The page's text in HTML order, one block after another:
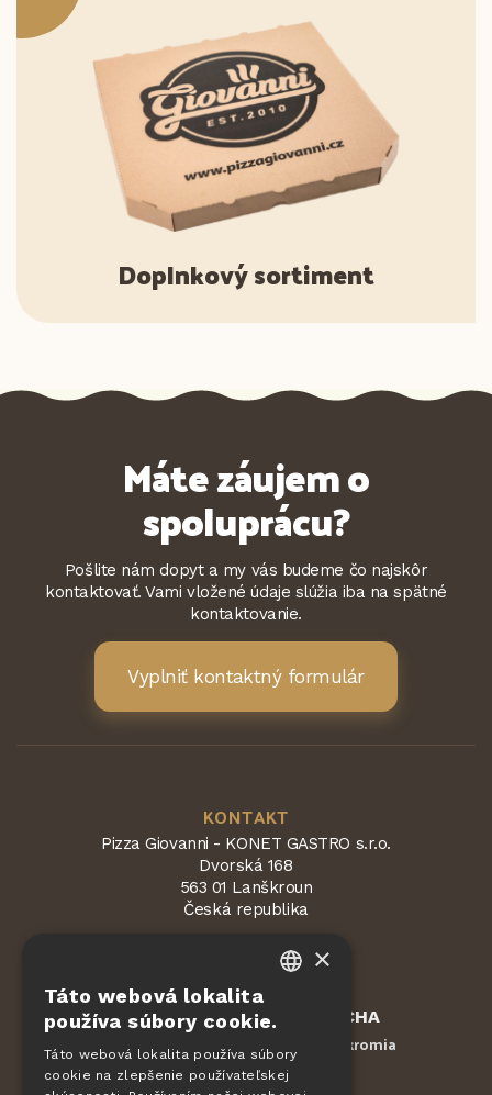
Doplnkový sortiment
Máte záujem o
spoluprácu?
Pošlite nám dopyt a my vás budeme čo najskôr
kontaktovať. Vami vložené údaje slúžia iba na spätné
kontaktovanie.
Vyplniť kontaktný formulár
KONTAKT
Pizza Giovanni - KONET GASTRO s.r.o.
Dvorská 168
563 01 Lanškroun
Česká republika
Chránené službou reCAPTCHA
Zmluvné podmienky Ochrana súkromia
DE
×
Táto webová lokalita
používa súbory cookie.
Táto webová lokalita používa súbory
cookie na zlepšenie používateľskej